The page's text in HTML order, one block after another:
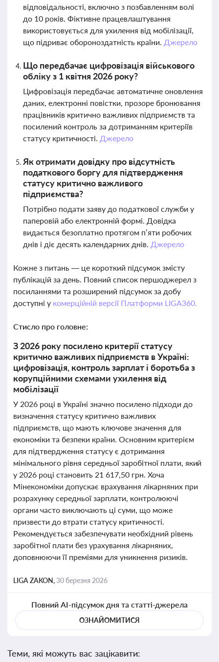
відповідальності, включно з позбавленням волі
до 10 років. Фіктивне працевлаштування
використовується для ухилення від мобілізації,
що підриває обороноздатність країни. Джерело
Що передбачає цифровізація військового
обліку з 1 квітня 2026 року?
Цифровізація передбачає автоматичне оновлення
даних, електронні повістки, прозоре бронювання
працівників критично важливих підприємств та
посилений контроль за дотриманням критеріїв
статусу критичності. Джерело
Як отримати довідку про відсутність
податкового боргу для підтвердження
статусу критично важливого
підприємства?
Потрібно подати заяву до податкової служби у
паперовій або електронній формі. Довідка
видається безоплатно протягом п’яти робочих
днів і діє десять календарних днів. Джерело
Кожне з питань — це короткий підсумок змісту
публікацій за день. Повний список першоджерел з
посиланнями та розширений підсумок за добу
доступні у комерційній версії Платформи LIGA360.
Стисло про головне:
З 2026 року посилено критерії статусу
критично важливих підприємств в Україні:
цифровізація, контроль зарплат і боротьба з
корупційними схемами ухилення від
мобілізації
У 2026 році в Україні значно посилено підходи до
визначення статусу критично важливих
підприємств, що мають ключове значення для
економіки та безпеки країни. Основним критерієм
для підтвердження статусу є дотримання
мінімального рівня середньої заробітної плати, який
у 2026 році становить 21 617,50 грн. Хоча
Мінекономіки допускає врахування лікарняних при
розрахунку середньої зарплати, контролюючі
органи часто виключають ці суми, що може
призвести до втрати статусу критичності.
Рекомендується забезпечувати необхідний рівень
заробітної плати без урахування лікарняних,
доповнюючи її преміями для уникнення ризиків.
LIGA ZAKON,30 березня 2026
Повний AI-підсумок дня та статті-джерела
ОЗНАЙОМИТИСЯ
Теми, які можуть вас зацікавити: